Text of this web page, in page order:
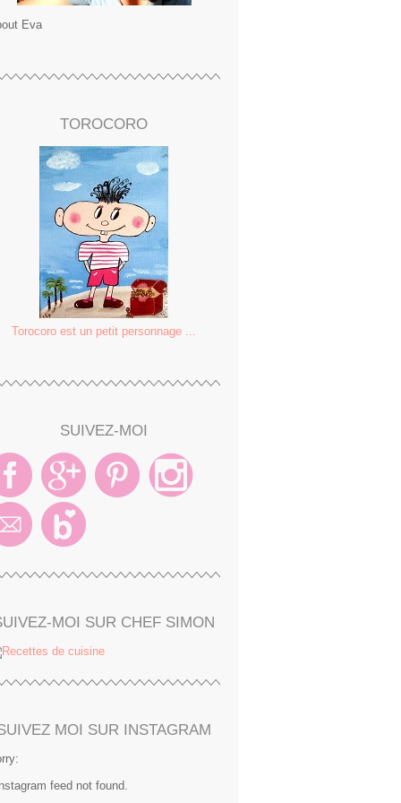
Eva
TOROCORO
Torocoro est un petit personnage ...
SUIVEZ-MOI
MOI SUR CHEF SIMON
MOI SUR INSTAGRAM
feed not found.